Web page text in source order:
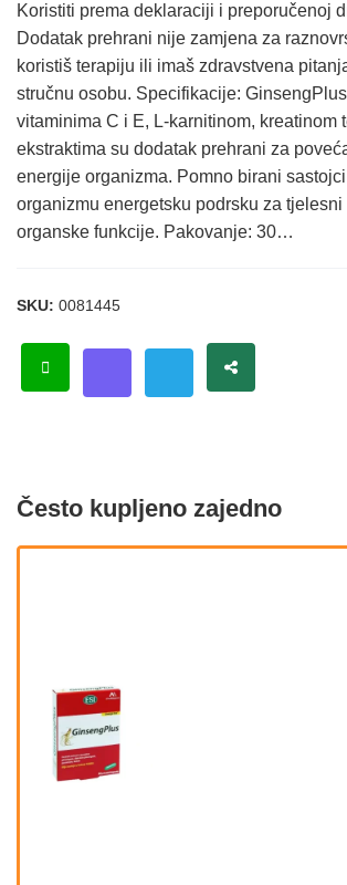
Koristiti prema deklaraciji i preporučenoj
Dodatak prehrani nije zamjena za
koristiš terapiju ili imaš zdravstvena
stručnu osobu. Specifikacije:
vitaminima C i E, L-karnitinom, kreatinom
ekstraktima su dodatak prehrani za
energije organizma. Pomno birani
organizmu energetsku podrsku za
organske funkcije. Pakovanje: 30…
SKU: 0081445
Često kupljeno zajedno